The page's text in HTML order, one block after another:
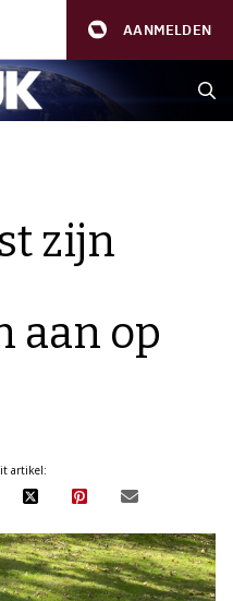
AANMELDEN
zijn
aan op
artikel: